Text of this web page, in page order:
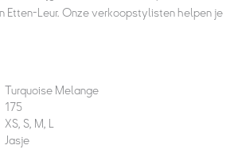
Etten-Leur. Onze verkoopstylisten helpen je
Turquoise Melange
175
XS, S, M, L
Jasje